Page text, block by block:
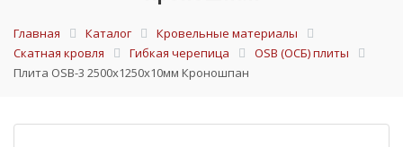
Главная Каталог
Кровельные материалы
Скатная кровля
Гибкая черепица
OSB (ОСБ) плиты
Плита OSB-3 2500х1250х10мм Кроношпан